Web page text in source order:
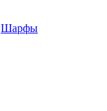
Шарфы